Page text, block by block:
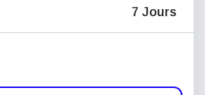
7 Jours